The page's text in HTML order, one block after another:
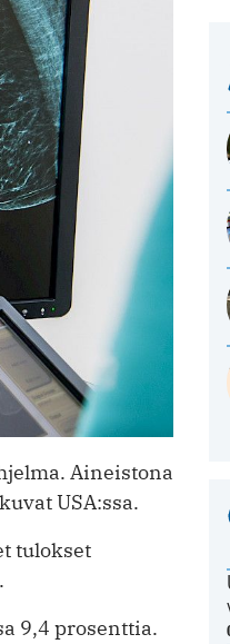
Aineistona
USA:ssa.
tulokset
9,4 prosenttia.